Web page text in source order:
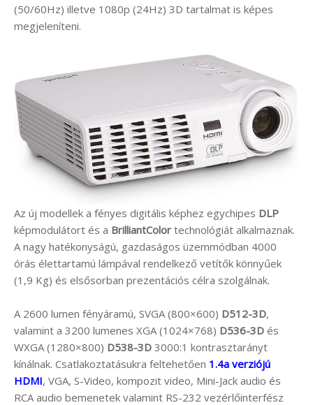
(50/60Hz) illetve 1080p (24Hz) 3D tartalmat is képes
megjeleníteni.
Az új modellek a fényes digitális képhez egychipes DLP
képmodulátort és a BrilliantColor technológiát alkalmaznak.
A nagy hatékonyságú, gazdaságos üzemmódban 4000
órás élettartamú lámpával rendelkező vetítők könnyűek
(1,9 Kg) és elsősorban prezentációs célra szolgálnak.
A 2600 lumen fényáramú, SVGA (800×600) D512-3D,
valamint a 3200 lumenes XGA (1024×768) D536-3D és
WXGA (1280×800) D538-3D 3000:1 kontrasztarányt
kínálnak. Csatlakoztatásukra feltehetően 1.4a verziójú
HDMI, VGA, S-Video, kompozit video, Mini-Jack audio és
RCA audio bemenetek valamint RS-232 vezérlőinterfész